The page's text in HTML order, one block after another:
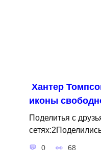
Хантер
иконы
Поделитья с
0 68